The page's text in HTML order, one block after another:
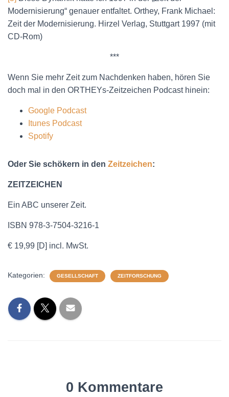
Modernisierung“ genauer entfaltet. Orthey, Frank Michael:
Zeit der Modernisierung. Hirzel Verlag, Stuttgart 1997 (mit
CD-Rom)
***
Wenn Sie mehr Zeit zum Nachdenken haben, hören Sie
doch mal in den ORTHEYs-Zeitzeichen Podcast hinein:
Google Podcast
Itunes Podcast
Spotify
Oder Sie schökern in den Zeitzeichen:
ZEITZEICHEN
Ein ABC unserer Zeit.
ISBN 978-3-7504-3216-1
€ 19,99 [D] incl. MwSt.
Kategorien: GESELLSCHAFT ZEITFORSCHUNG
0 Kommentare